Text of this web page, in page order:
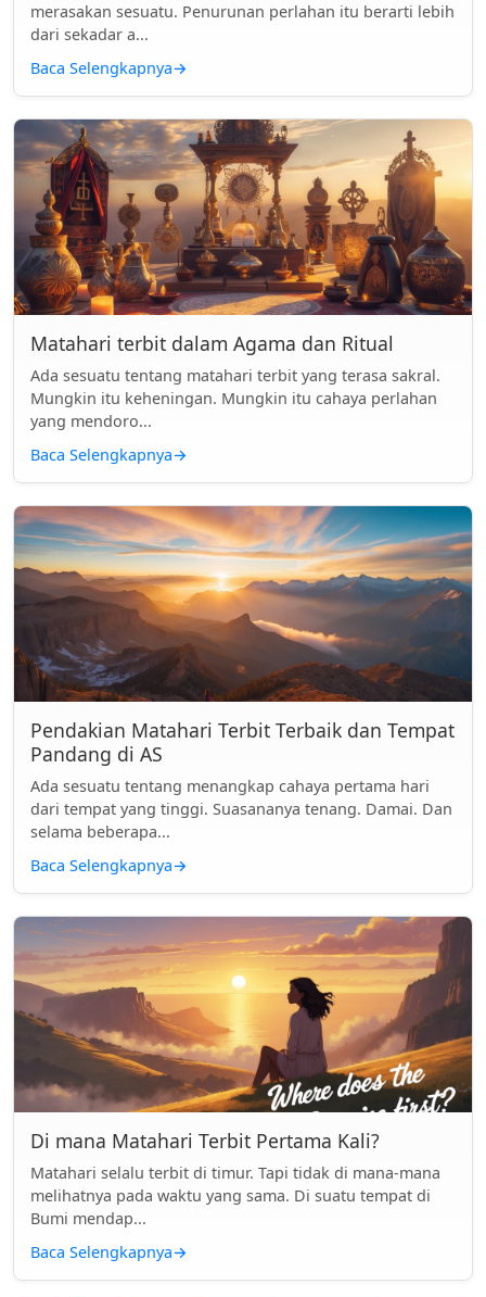
merasakan sesuatu. Penurunan perlahan itu berarti lebih
dari sekadar a...
Baca Selengkapnya→
Matahari terbit dalam Agama dan Ritual
Ada sesuatu tentang matahari terbit yang terasa sakral.
Mungkin itu keheningan. Mungkin itu cahaya perlahan
yang mendoro...
Baca Selengkapnya→
Pendakian Matahari Terbit Terbaik dan Tempat
Pandang di AS
Ada sesuatu tentang menangkap cahaya pertama hari
dari tempat yang tinggi. Suasananya tenang. Damai. Dan
selama beberapa...
Baca Selengkapnya→
Di mana Matahari Terbit Pertama Kali?
Matahari selalu terbit di timur. Tapi tidak di mana-mana
melihatnya pada waktu yang sama. Di suatu tempat di
Bumi mendap...
Baca Selengkapnya→